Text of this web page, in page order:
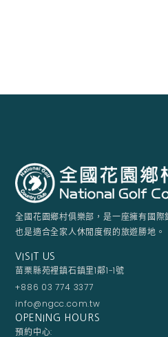
全國花園鄉村俱樂部，是一座擁有國
也是適合全家人休閒度假的旅遊勝地。
VISIT US
苗栗縣苑裡鎮石鎮里1鄰1-1號
+886 03 774 3377
info@ngcc.com.tw
OPENING HOURS
預約中心: